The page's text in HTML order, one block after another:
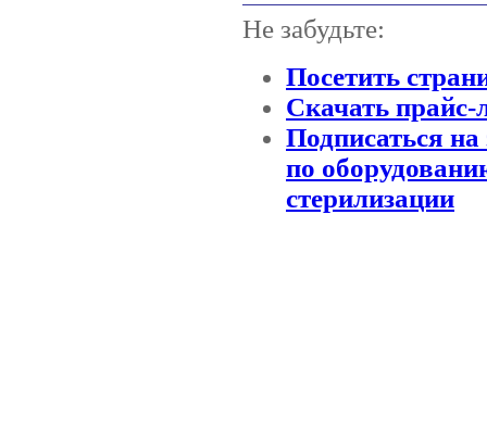
Не забудьте:
Посетить
Скачать прайс-
Подписаться
по
стерилизации